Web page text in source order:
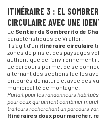
ITINÉRAIRE 3 : EL
CIRCULAIRE AVEC UNE
Le Sentier du Sombrerito de
caractéristiques de Vilaflor.
Il s’agit d’un itinéraire circulaire
zones de pins et des paysages
authentique de l’environnement
Le parcours permet de se
alternant des sections faciles
entourés de nature et avec des
municipalité de montagne.
Parfait pour les randonneurs
pour ceux qui aiment combiner
traileurs recherchant un parcours
Itinéraires doux pour marcher,